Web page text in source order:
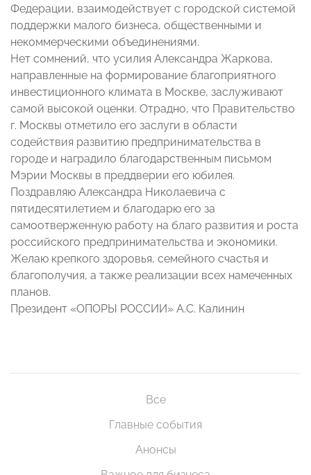
Федерации, взаимодействует с городской системой
поддержки малого бизнеса, общественными и
некоммерческими объединениями.
Нет сомнений, что усилия Александра Жаркова,
направленные на формирование благоприятного
инвестиционного климата в Москве, заслуживают
самой высокой оценки. Отрадно, что Правительство
г. Москвы отметило его заслуги в области
содействия развитию предпринимательства в
городе и наградило благодарственным письмом
Мэрии Москвы в преддверии его юбилея.
Поздравляю Александра Николаевича с
пятидесятилетием и благодарю его за
самоотверженную работу на благо развития и роста
российского предпринимательства и экономики.
Желаю крепкого здоровья, семейного счастья и
благополучия, а также реализации всех намеченных
планов.
Президент «ОПОРЫ РОССИИ» А.С. Калинин
Все
Главные события
Анонсы